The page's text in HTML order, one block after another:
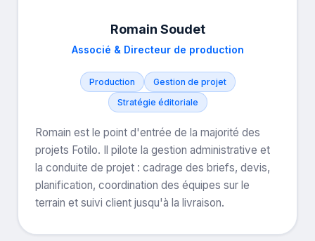
Romain Soudet
Associé & Directeur de production
Production
Gestion de projet
Stratégie éditoriale
Romain est le point d'entrée de la majorité des
projets Fotilo. Il pilote la gestion administrative et
la conduite de projet : cadrage des briefs, devis,
planification, coordination des équipes sur le
terrain et suivi client jusqu'à la livraison.